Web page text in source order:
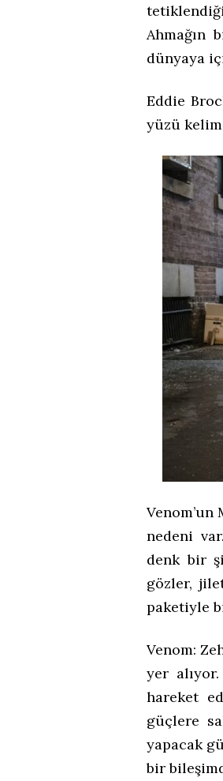
Ahmağın
dünyaya
Eddie
yüzü
nedeni
denk bir
gözler,
paketiyle
Venom:
yer
hareket
güçlere
yapacak
bir